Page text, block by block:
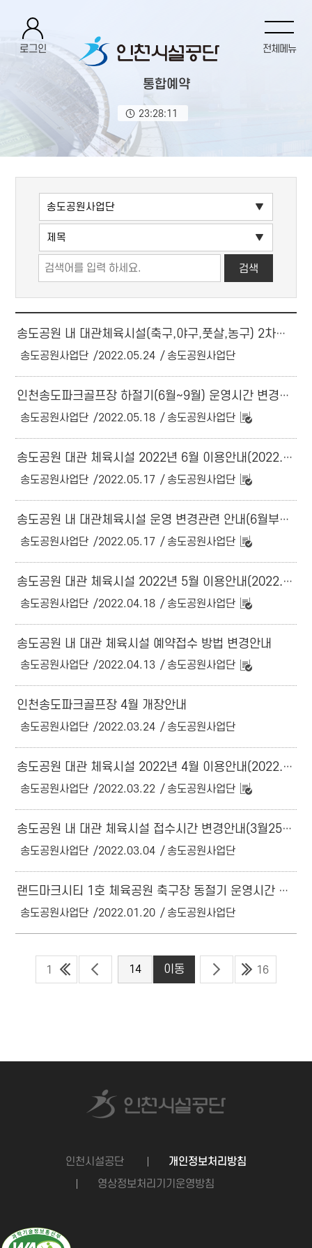
통합예약
23:28:11
전체메뉴
로그인
송도공원 내 대관체육시설(축구,야구,풋살,농구) 2차접수기간 변경안내
송도공원사업단
2022.05.24 송도공원사업단
인천송도파크골프장 하절기(6월~9월) 운영시간 변경안내
송도공원사업단
2022.05.18 송도공원사업단
송도공원 대관 체육시설 2022년 6월 이용안내(2022.06.01.~06.30.)
송도공원사업단
2022.05.17 송도공원사업단
송도공원 내 대관체육시설 운영 변경관련 안내(6월부터 적용)
송도공원사업단
2022.05.17 송도공원사업단
송도공원 대관 체육시설 2022년 5월 이용안내(2022.05.01.~05.31.)
송도공원사업단
2022.04.18 송도공원사업단
송도공원 내 대관 체육시설 예약접수 방법 변경안내
송도공원사업단 2022.04.13 송도공원사업단
인천송도파크골프장 4월 개장안내
송도공원사업단 2022.03.24 송도공원사업단
송도공원 대관 체육시설 2022년 4월 이용안내(2022.04.01.~04.30.)
송도공원사업단
2022.03.22 송도공원사업단
송도공원 내 대관 체육시설 접수시간 변경안내(3월25일적용)
송도공원사업단
2022.03.04 송도공원사업단
랜드마크시티 1호 체육공원 축구장 동절기 운영시간 안내
송도공원사업단
2022.01.20 송도공원사업단
1 16
인천시설공단
개인정보처리방침
영상정보처리기기운영방침